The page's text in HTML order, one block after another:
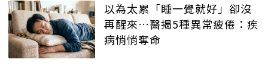
以為太累「睡一覺就好」卻沒
再醒來…醫揭5種異常疲倦：疾
病悄悄奪命